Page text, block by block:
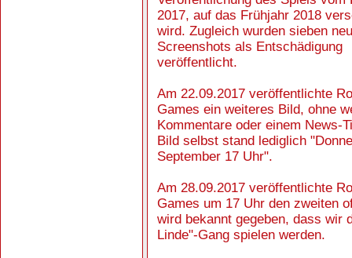
2017, auf das Frühjahr 2018
wird. Zugleich wurden sieben
Screenshots als Entschädigung
veröffentlicht.
Am 22.09.2017 veröffentlichte
Games ein weiteres Bild, ohne
Kommentare oder einem News-
Bild selbst stand lediglich
September 17 Uhr".
Am 28.09.2017 veröffentlichte
Games um 17 Uhr den zweiten
wird bekannt gegeben, dass wir
Linde"-Gang spielen werden.